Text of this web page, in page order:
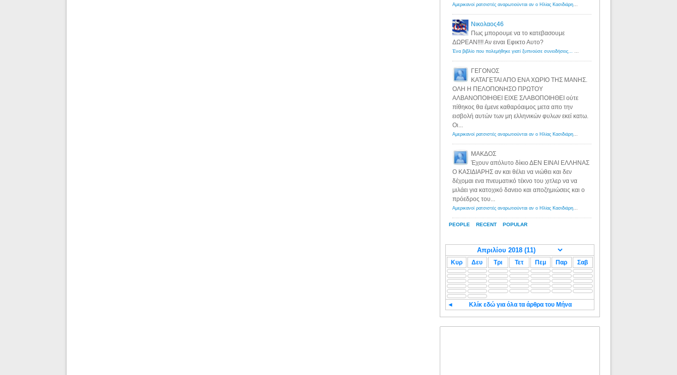
PEOPLE RECENT POPULAR
Αμερικανοί ρατσιστές αναρωτιούνται αν ο Ηλίας Κασιδιάρης ανήκει στη λευκή φυλή... - Λόγιος Ερμής
Νικολαος46
Πως μπορουμε να το κατεβασουμε
ΔΩΡΕΑΝ!!!! Αν ειναι Εφικτο Αυτο?
Ένα βιβλίο που πολεμήθηκε γιατί ξυπνούσε συνειδήσεις... - Λόγιος Ερμής | Η γνώση ξεκινάει με την αναζήτηση...
ΓΕΓΟΝΟΣ
ΚΑΤΑΓΕΤΑΙ ΑΠΟ ΕΝΑ ΧΩΡΙΟ ΤΗΣ ΜΑΝΗΣ.
ΟΛΗ Η ΠΕΛΟΠΟΝΗΣΟ ΠΡΩΤΟΥ
ΑΛΒΑΝΟΠΟΙΗΘΕΙ ΕΙΧΕ ΣΛΑΒΟΠΟΙΗΘΕΙ ούτε
πίθηκος θα έμενε καθαρόαιμος μετα απο την
εισβολή αυτών των μη ελληνικών φυλων εκεί κατω.
Οι...
Αμερικανοί ρατσιστές αναρωτιούνται αν ο Ηλίας Κασιδιάρης ανήκει στη λευκή φυλή... - Λόγιος Ερμής
ΜΑΚΔΟΣ
Έχουν απόλυτο δίκιο ΔΕΝ ΕΙΝΑΙ ΕΛΛΗΝΑΣ
Ο ΚΑΣΙΔΙΑΡΗΣ αν και θέλει να νιώθει και δεν
δέχομαι ενα πνευματικό τέκνο του χιτλερ να να
μιλάει για κατοχικό δανειο και αποζημιώσεις και ο
πρόεδρος του...
Αμερικανοί ρατσιστές αναρωτιούνται αν ο Ηλίας Κασιδιάρης ανήκει στη λευκή φυλή... - Λόγιος Ερμής
Κυρ Δευ Τρι Τετ Πεμ Παρ Σαβ
◄ Κλίκ εδώ για όλα τα άρθρα του Μήνα